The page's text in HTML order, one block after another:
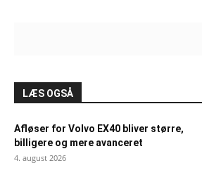
LÆS OGSÅ
Afløser for Volvo EX40 bliver større,
billigere og mere avanceret
4. august 2026